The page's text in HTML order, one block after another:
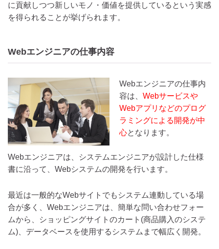
に貢献しつつ新しいモノ・価値を提供しているという実感
を得られることが挙げられます。
Webエンジニアの仕事内容
Webエンジニアの仕事内
容は、 Webサービスや
Webアプリなどのプログ
ラミングによる開発が中
心となります。
Webエンジニアは、システムエンジニアが設計した仕様
書に沿って、Webシステムの開発を行います。
最近は一般的なWebサイトでもシステム連動している場
合が多く、Webエンジニアは、簡単な問い合わせフォー
ムから、ショッピングサイトのカート(商品購入のシステ
ム)、データベースを使用するシステムまで幅広く開発。